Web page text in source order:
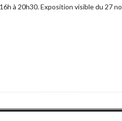
à 20h30. Exposition visible du 27